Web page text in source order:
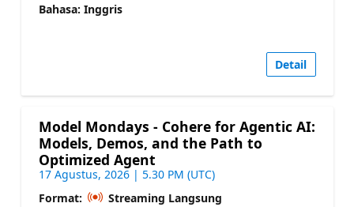
Bahasa: Inggris
Detail
Model Mondays - Cohere for Agentic AI:
Models, Demos, and the Path to
Optimized Agent
17 Agustus, 2026 | 5.30 PM (UTC)
Format:
Streaming Langsung